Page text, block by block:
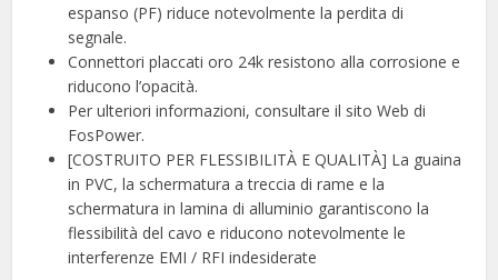
espanso (PF) riduce notevolmente la perdita di
segnale.
Connettori placcati oro 24k resistono alla corrosione e
riducono l’opacità.
Per ulteriori informazioni, consultare il sito Web di
FosPower.
[COSTRUITO PER FLESSIBILITÀ E QUALITÀ] La guaina
in PVC, la schermatura a treccia di rame e la
schermatura in lamina di alluminio garantiscono la
flessibilità del cavo e riducono notevolmente le
interferenze EMI / RFI indesiderate